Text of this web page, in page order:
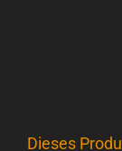
Dieses